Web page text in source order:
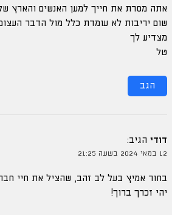
אתה מסרת את חייך למען האנשים והארץ
שום יריבות לא עומדת כלל מול הדבר
מצדיע לך
טל
הגב
דודי הגיב:
12 במאי 2024 בשעה 21:25
בחור אמיץ בעל לב זהב, שהציל את חיי
יהי זכרך ברוך!